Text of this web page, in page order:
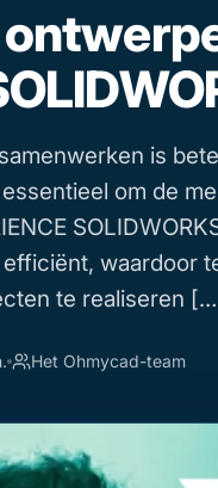
is
om de
waardoor
te realiseren
Het Ohmycad-team